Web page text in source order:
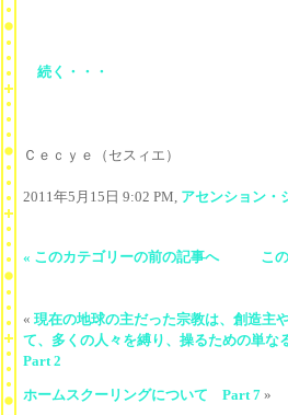
続く・・・
Ｃｅｃｙｅ（セスィエ）
2011年5月15日 9:02 PM, アセンション
« このカテゴリーの前の記事へ こ
« 現在の地球の主だった宗教は、創造主
て、多くの人々を縛り、操るための単
Part 2
ホームスクーリングについて Part 7 »